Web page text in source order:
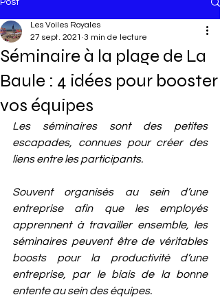
Séminaire à la plage de La
Baule : 4 idées pour booster
vos équipes
Les Voiles Royales
27 sept. 2021 3 min de lecture
Les séminaires sont des petites
escapades, connues pour créer des
liens entre les participants.
Souvent organisés au sein d’une
entreprise afin que les employés
apprennent à travailler ensemble, les
séminaires peuvent être de véritables
boosts pour la productivité d’une
entreprise, par le biais de la bonne
entente au sein des équipes.